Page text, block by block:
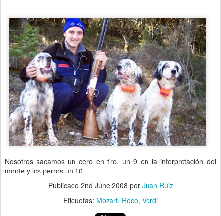
Nosotros sacamos un cero en tiro, un 9 en la interpretación del
monte y los perros un 10.
Publicado 2nd June 2008 por Juan Ruiz
Etiquetas: Mozart Roco Verdi